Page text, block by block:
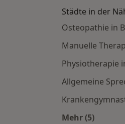
Städte in der
Osteopathie in
Manuelle
Physiotherapie
Allgemeine
Mehr (5)